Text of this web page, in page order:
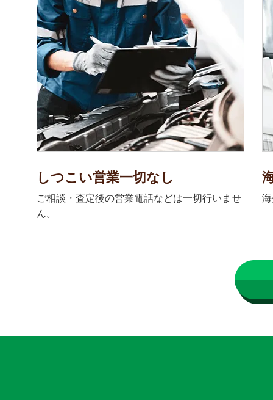
しつこい営業一切なし
ご相談・査定後の営業電話などは一切行いませ
ん。